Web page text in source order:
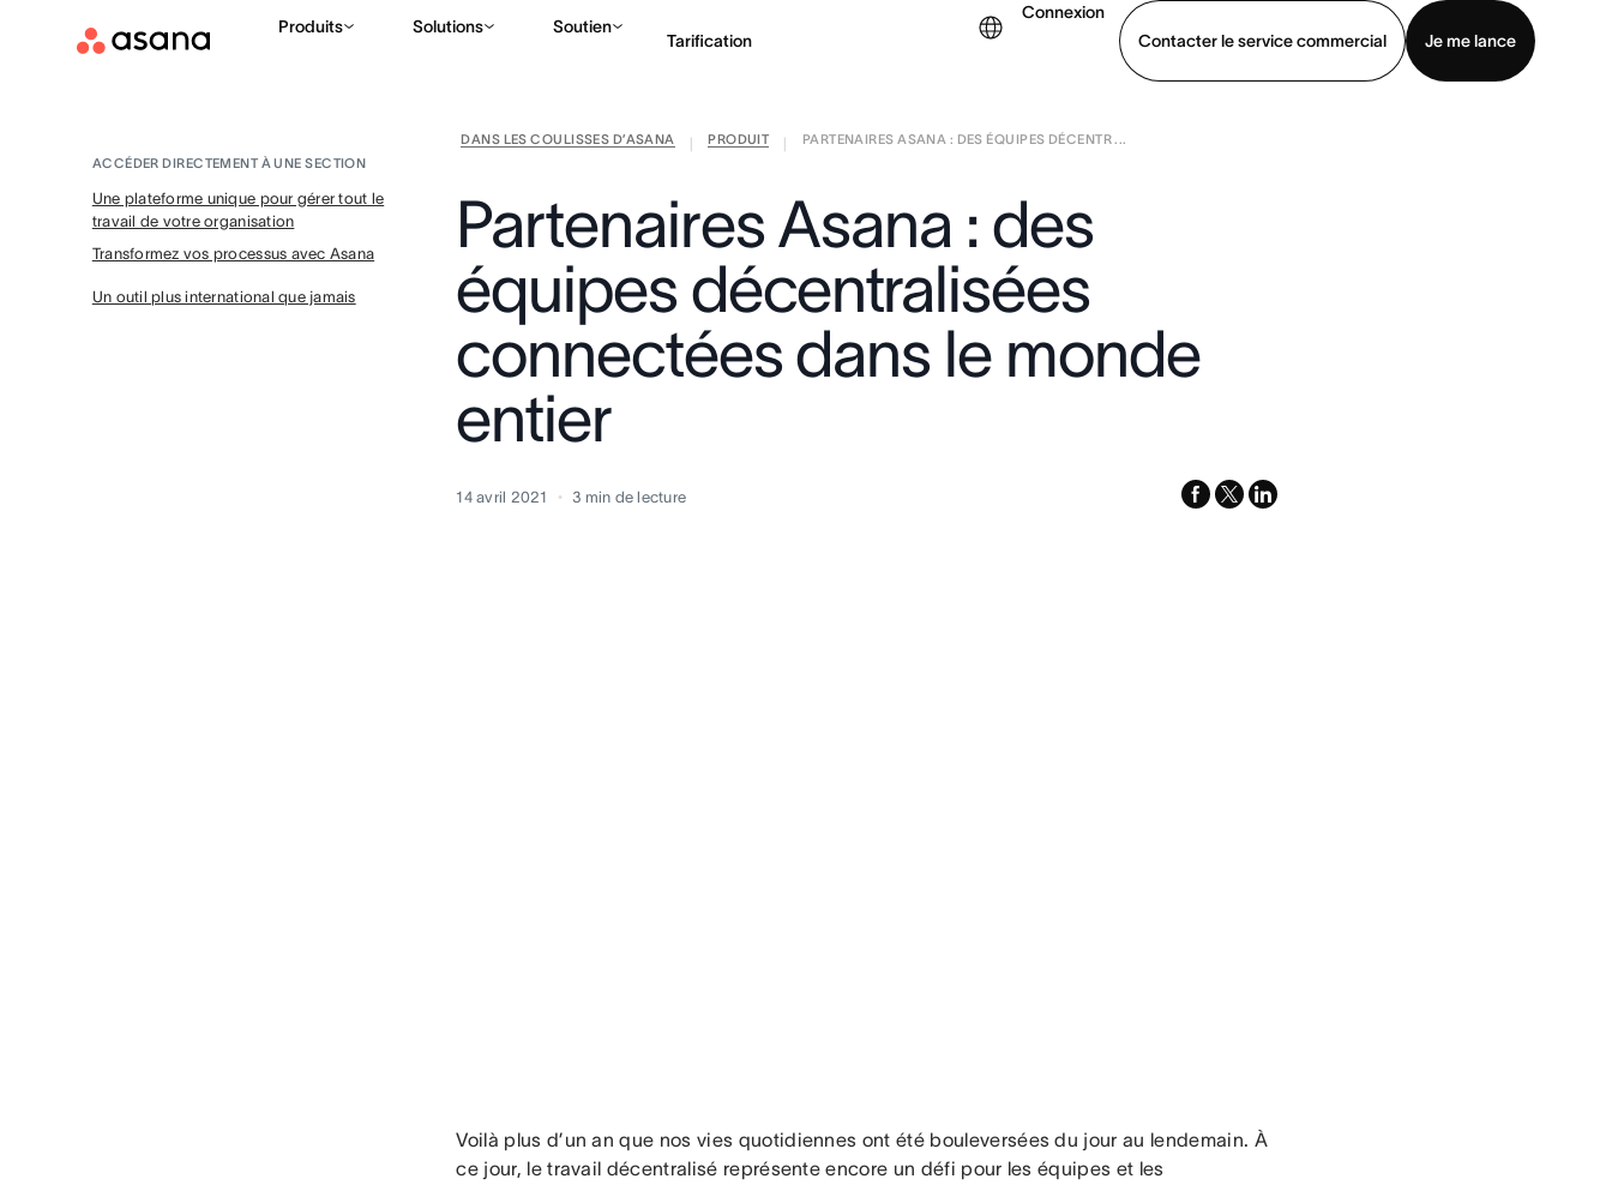
Produits Solutions Soutien
Tarification
Connexion
Contacter le service commercial
Je me lance
Contacter le service commercial
DANS LES COULISSES D’ASANA PRODUIT
PARTENAIRES ASANA : DES ÉQUIPES DÉCENTR ...
ACCÉDER DIRECTEMENT À UNE SECTION
Une plateforme unique pour gérer tout le
travail de votre organisation
Transformez vos processus avec Asana
Un outil plus international que jamais
Partenaires Asana : des
équipes décentralisées
connectées dans le monde
entier
14 avril 2021 3 min de lecture facebook
x-
linkedin
Voilà plus d’un an que nos vies quotidiennes ont été bouleversées du jour au lendemain. À
ce jour, le travail décentralisé représente encore un défi pour les équipes et les